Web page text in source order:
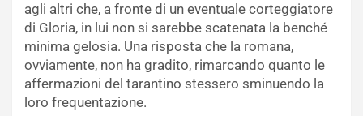
agli altri che, a fronte di un eventuale corteggiatore
di Gloria, in lui non si sarebbe scatenata la benché
minima gelosia. Una risposta che la romana,
ovviamente, non ha gradito, rimarcando quanto le
affermazioni del tarantino stessero sminuendo la
loro frequentazione.